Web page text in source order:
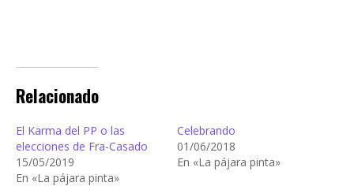
Relacionado
El Karma del PP o las
elecciones de Fra-Casado
15/05/2019
En «La pájara pinta»
Celebrando
01/06/2018
En «La pájara pinta»